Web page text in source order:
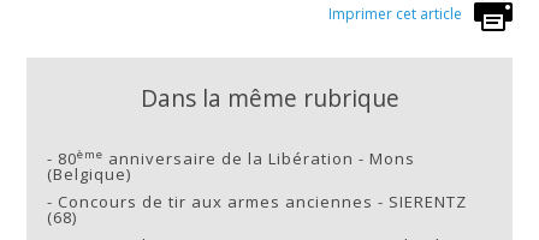
Imprimer cet article
Dans la même rubrique
- 80ème anniversaire de la Libération - Mons
(Belgique)
- Concours de tir aux armes anciennes - SIERENTZ
(68)